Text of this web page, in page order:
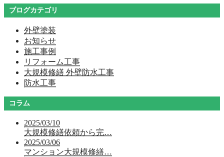
ブログカテゴリ
外壁塗装
お知らせ
施工事例
リフォーム工事
大規模修繕 外壁防水工事
防水工事
コラム
2025/03/10
大規模修繕依頼から完…
2025/03/06
マンション大規模修繕…